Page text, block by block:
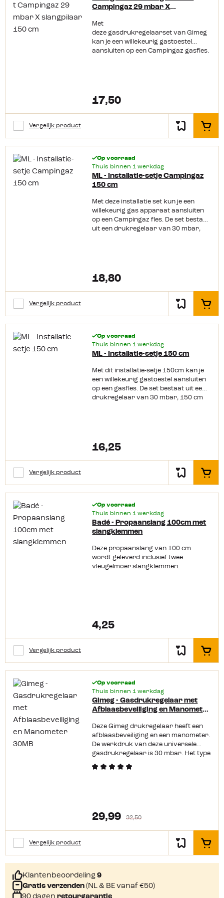
Campingaz 29 mbar X
Met
deze gasdrukregelaarset van Gimeg
kan je een willekeurig gastoestel
aansluiten op een Campingaz gasfles.
slangtule/slangpilaar hebben en op
29/30 mbar werken.
Productkenmerken:Geschikt voor
Campingaz flessen: 901, 904,
907Geschikt voor apparaten op
150 cm
17,50
Vergelijk product In het
Op voorraad
Thuis binnen 1 werkdag
ML - Installatie-setje Campingaz
150 cm
Met deze installatie set kun je een
willekeurig gas apparaat aansluiten
op een Campingaz fles. De set bestaat
uit een drukregelaar van 30 mbar,
Campingaz flessen: 901, 904, 907.
18,80
Vergelijk product In het
Op voorraad
Thuis binnen 1 werkdag
ML - Installatie-setje 150 cm
Met dit installatie-setje 150cm kan je
een willekeurig gastoestel aansluiten
op een gasfles. De set bestaat uit een
drukregelaar van 30 mbar, 150 cm
meeste gasflessen waar een kraan op
zit. Onder andere: 5kg (duits) 10,5kg
(Shell) Bp/Benegas light Primagaz 5kg
op de Campingaz flessen: 901, 904,
16,25
Vergelijk product In het
Op voorraad
Thuis binnen 1 werkdag
Badé - Propaanslang 100cm met
slangklemmen
Deze propaanslang van 100 cm
wordt geleverd inclusief twee
vleugelmoer slangklemmen.
4,25
Vergelijk product In het
Op voorraad
Thuis binnen 1 werkdag
Gimeg - Gasdrukregelaar met
Afblaasbeveiliging en Manometer
Deze Gimeg drukregelaar heeft een
afblaasbeveiliging en een manometer.
De werkdruk van deze universele
gasdrukregelaar is 30 mbar. Het type
uitgangsaansluiting is een ¼ links.
29,99 32,50
Vergelijk product In het
Klantenbeoordeling 9
Gratis verzenden (NL & BE vanaf €50)